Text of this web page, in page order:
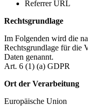
Referrer URL
Rechtsgrundlage
Im Folgenden wird die
Rechtsgrundlage für die
Daten genannt.
Art. 6 (1) (a) GDPR
Ort der Verarbeitung
Europäische Union